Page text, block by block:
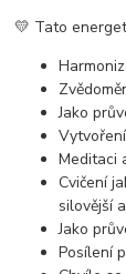
💛 Tato
Jako
Meditaci
Cvičení
silovější
Jako
Posílení